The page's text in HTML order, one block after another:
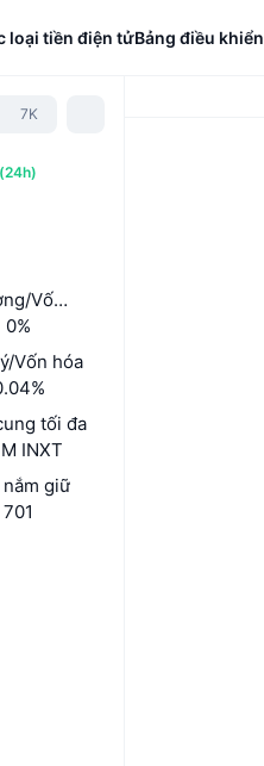
loại tiền điện tửBảng điều khiển
7K
(24h)
Vốn hóa thị trường (24h)
0%
Vốn hóa
tối đa
INXT
giữ
701